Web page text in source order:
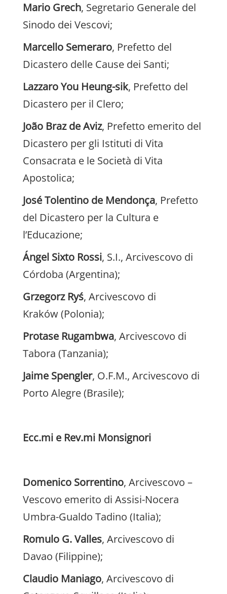
Mario Grech, Segretario Generale del
Sinodo dei Vescovi;
Marcello Semeraro, Prefetto del
Dicastero delle Cause dei Santi;
Lazzaro You Heung-sik, Prefetto del
Dicastero per il Clero;
João Braz de Aviz, Prefetto emerito del
Dicastero per gli Istituti di Vita
Consacrata e le Società di Vita
Apostolica;
José Tolentino de Mendonça, Prefetto
del Dicastero per la Cultura e
l’Educazione;
Ángel Sixto Rossi, S.I., Arcivescovo di
Córdoba (Argentina);
Grzegorz Ryś, Arcivescovo di
Kraków (Polonia);
Protase Rugambwa, Arcivescovo di
Tabora (Tanzania);
Jaime Spengler, O.F.M., Arcivescovo di
Porto Alegre (Brasile);
Ecc.mi e Rev.mi Monsignori
Domenico Sorrentino, Arcivescovo –
Vescovo emerito di Assisi-Nocera
Umbra-Gualdo Tadino (Italia);
Romulo G. Valles, Arcivescovo di
Davao (Filippine);
Claudio Maniago, Arcivescovo di